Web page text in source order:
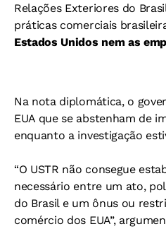
Relações Exteriores do
práticas comerciais
Estados Unidos nem as
Na nota diplomática, o
EUA que se abstenham de
enquanto a investigação
“O USTR não consegue
necessário entre um ato,
do Brasil e um ônus ou
comércio dos EUA”,